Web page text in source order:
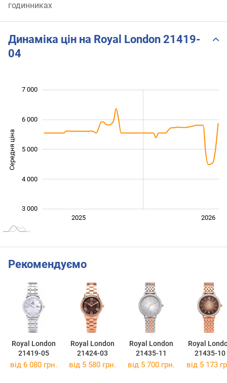
годинниках
Динаміка цін на Royal London 21419-
04
Середня ціна 3 500
3 000
4 000
5 000
6 000
7 000
2026
2025
Рекомендуємо
Royal London
21419-05
Royal London
21424-03
Royal London
21435-11
Royal
21435-10
від 6 080 грн. від 5 580 грн. від 5 700 грн. від 5 173